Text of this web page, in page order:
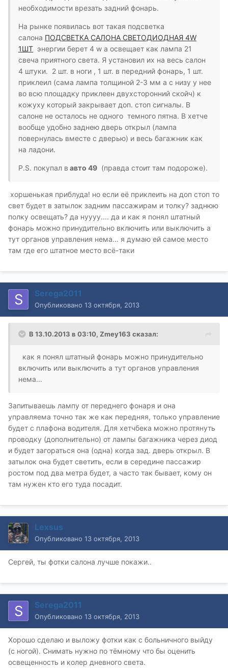
необходимости врезать задний фонарь.
На рынке появилась вот такая подсветка
салона ПОДСВЕТКА САЛОНА СВЕТОДИОДНАЯ 4W
1ШТ энергии берет 4 w а освещает как лампа 21
свеча приятного света. Я установил их на весь салон
4 штуки. 2 шт. в ноги , 1 шт. в передний фонарь, 1 шт.
приклеил (сама лампа толщиной 2-3 мм а с низу у нее
во всю площадку приклеен двухсторонний скойч) к
кожуху который закрывает доп. стоп сигналы. В
салоне не осталось не одного темного пятна. В хетче
вообще удобно заднею дверь открыл (лампа
повернулась вместе с дверью) и весь багажник как
на ладони.
P.S. покупал в авто 49 (правда стоит там подороже).
хоршенькая приблуда! но если её приклеить на доп стоп то
свет будет в затылок задним пассажирам и толку? заднюю
полку освещать? да нуууу.... да и как я понял штатный
фонарь можно принудительно включить или выключить а
тут органов управления нема... я думаю ей самое место
там где его штатное место всё-таки
Serega2011
Опубликовано 13 октября, 2013
В 13.10.2013 в 03:10, Zmey163 сказал:
как я понял штатный фонарь можно принудительно
включить или выключить а тут органов управления
нема...
Запитываешь лампу от переднего фонаря и она
управляема точно так же как передняя, только управление
будет с плафона водителя. Для хетчбека можно протянуть
проводку (дополнительно) от лампы багажника через диод
и будет загораться она (одна) когда зад. дверь открыл. В
затылок она будет светить, если в середине пассажир
ростом под два метра будет, а часто так бывает, кому он
там нужен кто его туда посадит.
Lexsus
Опубликовано 13 октября, 2013
Сергей, ты фотки салона лучше покажи..
Serega2011
Опубликовано 13 октября, 2013
Хорошо сделаю и выложу фотки как с больничного выйду
(с ногой). Снимать нужно по тёмному что бы оценить
освещенность и колер дневного света.